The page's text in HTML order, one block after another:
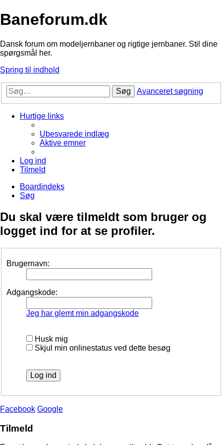
Baneforum.dk
Dansk forum om modeljernbaner og rigtige jernbaner. Stil dine
spørgsmål her.
Spring til indhold
Søg Avanceret søgning
Hurtige links
Ubesvarede indlæg
Aktive emner
Log ind
Tilmeld
Boardindeks
Søg
Du skal være tilmeldt som bruger og
logget ind for at se profiler.
Brugernavn:
Adgangskode:
Jeg har glemt min adgangskode
Husk mig
Skjul min onlinestatus ved dette besøg
Facebook Google
Tilmeld